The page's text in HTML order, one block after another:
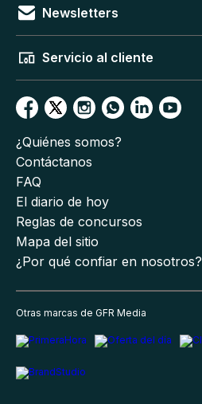
Newsletters
Servicio al cliente
¿Quiénes somos?
Contáctanos
FAQ
El diario de hoy
Reglas de concursos
Mapa del sitio
¿Por qué confiar en nosotros?
Otras marcas de GFR Media